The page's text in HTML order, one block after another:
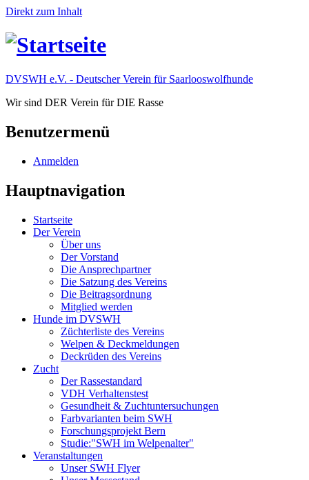
Direkt zum Inhalt
DVSWH e.V. - Deutscher Verein für Saarlooswolfhunde
Wir sind DER Verein für DIE Rasse
Benutzermenü
Anmelden
Hauptnavigation
Startseite
Der Verein
Über uns
Der Vorstand
Die Ansprechpartner
Die Satzung des Vereins
Die Beitragsordnung
Mitglied werden
Hunde im DVSWH
Züchterliste des Vereins
Welpen & Deckmeldungen
Deckrüden des Vereins
Zucht
Der Rassestandard
VDH Verhaltenstest
Gesundheit & Zuchtuntersuchungen
Farbvarianten beim SWH
Forschungsprojekt Bern
Studie:"SWH im Welpenalter"
Veranstaltungen
Unser SWH Flyer